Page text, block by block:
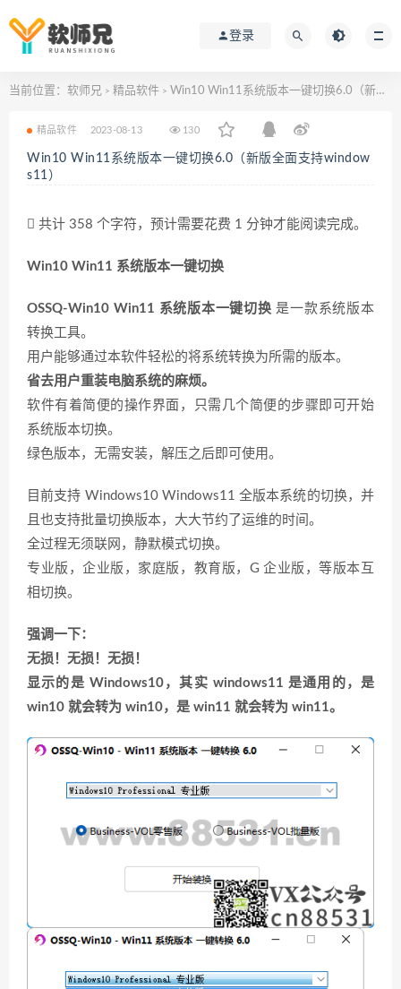
登录
当前位置： 软师兄 > 精品软件 > Win10 Win11系统版本一键切换6.0（新版全面支持windows11）
精品软件 2023-08-13 130
Win10 Win11系统版本一键切换6.0（新版全面支持window
s11）
共计 358 个字符，预计需要花费 1 分钟才能阅读完成。
Win10 Win11 系统版本一键切换
OSSQ-Win10 Win11 系统版本一键切换 是一款系统版本
转换工具。
用户能够通过本软件轻松的将系统转换为所需的版本。
省去用户重装电脑系统的麻烦。
软件有着简便的操作界面，只需几个简便的步骤即可开始
系统版本切换。
绿色版本，无需安装，解压之后即可使用。
目前支持 Windows10 Windows11 全版本系统的切换，并
且也支持批量切换版本，大大节约了运维的时间。
全过程无须联网，静默模式切换。
专业版，企业版，家庭版，教育版，G 企业版，等版本互
相切换。
强调一下：
无损！无损！无损！
显示的是 Windows10，其实 windows11 是通用的，是
win10 就会转为 win10，是 win11 就会转为 win11。